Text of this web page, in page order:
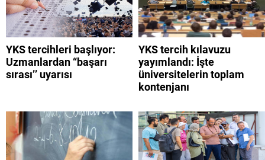
YKS tercihleri başlıyor:
Uzmanlardan “başarı
sırası’’ uyarısı
YKS tercih kılavuzu
yayımlandı: İşte
üniversitelerin toplam
kontenjanı